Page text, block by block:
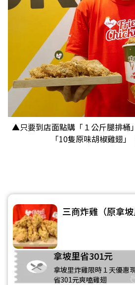
▲只要到店面點購「１公斤腿排桶
「10隻原味胡椒雞翅」
三商炸雞（原拿坡
拿坡里省301元
拿坡里炸雞限時１天優惠
省301元爽嗑雞翅